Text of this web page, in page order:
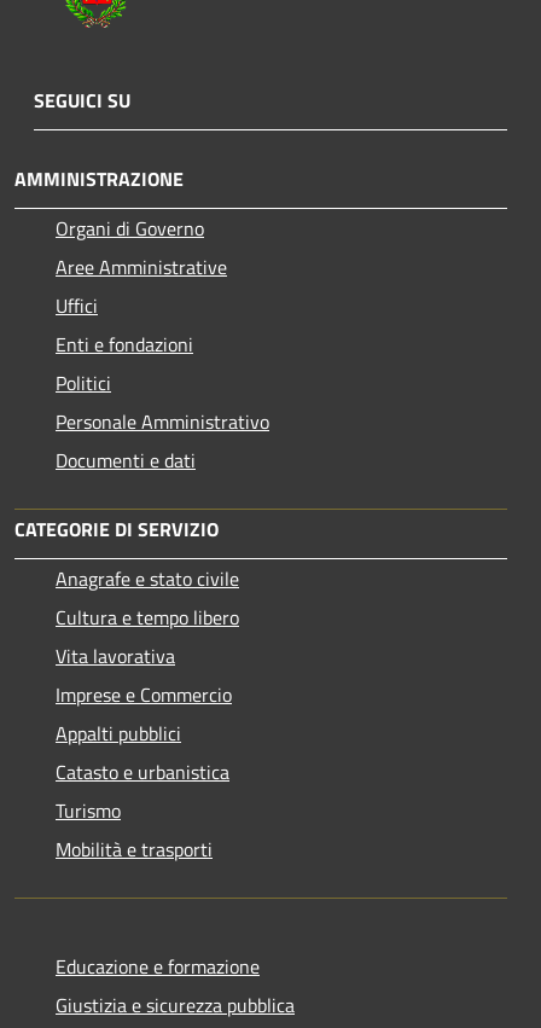
SEGUICI SU
AMMINISTRAZIONE
Organi di Governo
Aree Amministrative
Uffici
Enti e fondazioni
Politici
Personale Amministrativo
Documenti e dati
CATEGORIE DI SERVIZIO
Anagrafe e stato civile
Cultura e tempo libero
Vita lavorativa
Imprese e Commercio
Appalti pubblici
Catasto e urbanistica
Turismo
Mobilità e trasporti
Educazione e formazione
Giustizia e sicurezza pubblica